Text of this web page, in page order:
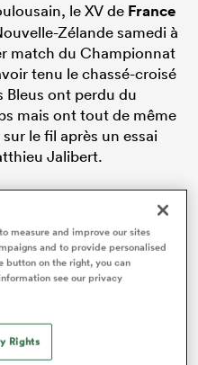
le XV de France
Zélande samedi à
match du Championnat
tenu le chassé-croisé
Bleus ont perdu du
mais ont tout de même
le fil après un essai
Jalibert.
measure and improve our sites
and to provide personalised
button on the right, you can
see our privacy
Rights